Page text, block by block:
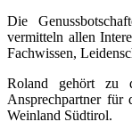
Die
vermitteln allen
Fachwissen,
Roland gehört zu
Ansprechpartner für
Weinland Südtirol.